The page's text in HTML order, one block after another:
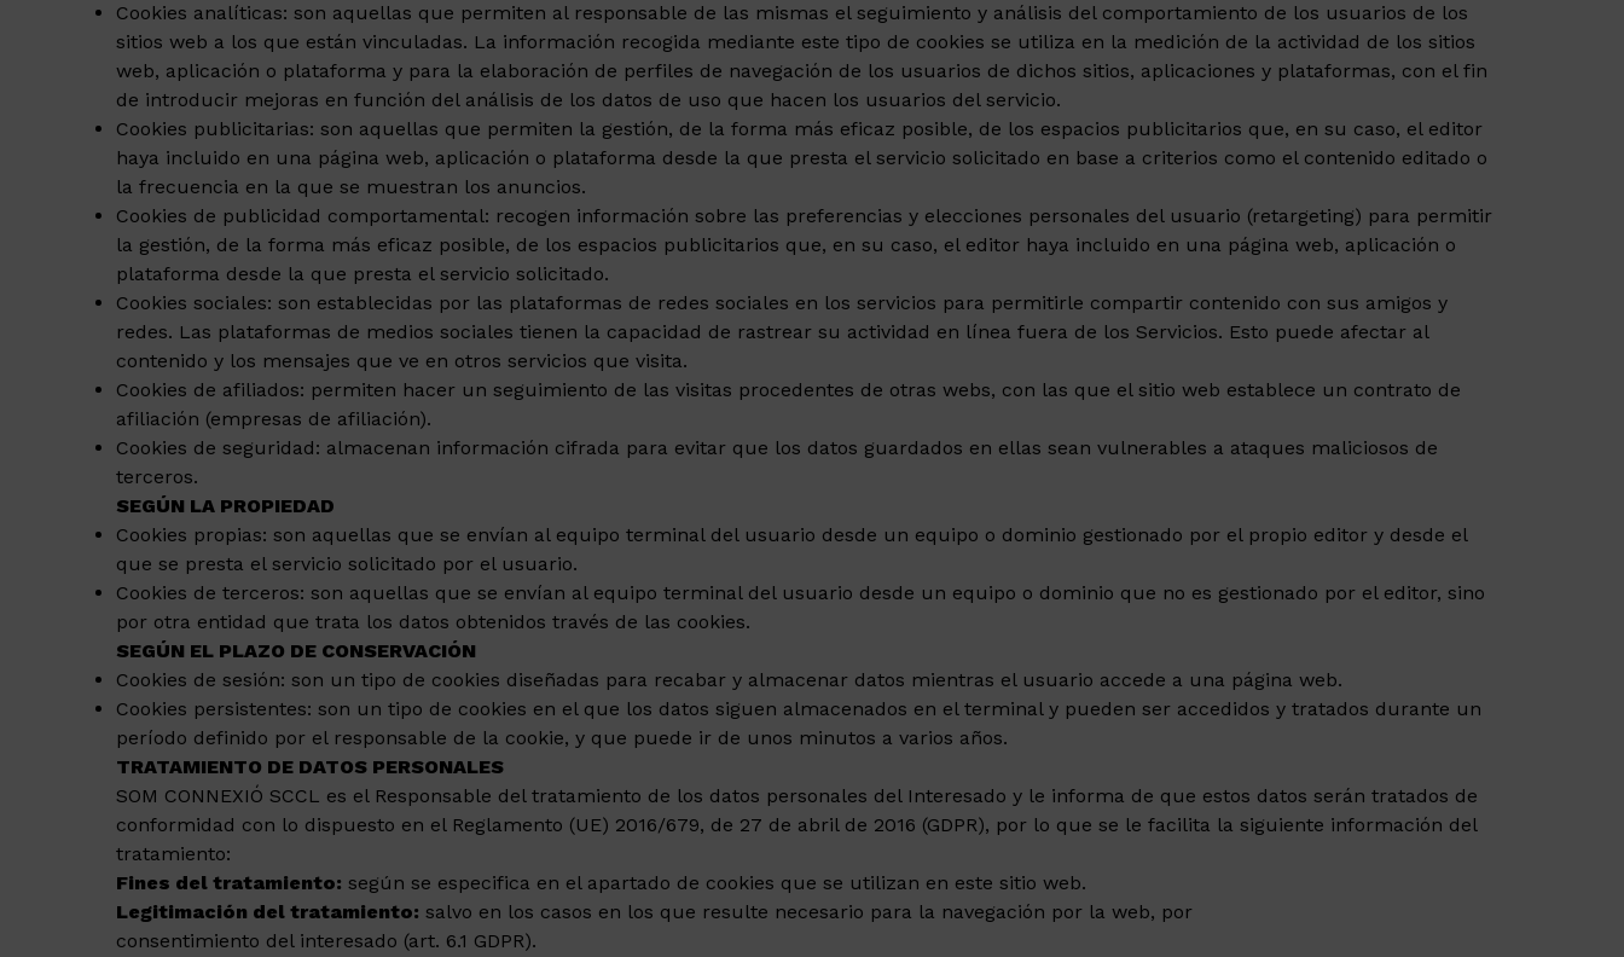
Cookies analíticas: son aquellas que permiten al responsable de las mismas el seguimiento y análisis del comportamiento de los usuarios de los
sitios web a los que están vinculadas. La información recogida mediante este tipo de cookies se utiliza en la medición de la actividad de los sitios
web, aplicación o plataforma y para la elaboración de perfiles de navegación de los usuarios de dichos sitios, aplicaciones y plataformas, con el fin
de introducir mejoras en función del análisis de los datos de uso que hacen los usuarios del servicio.
Cookies publicitarias: son aquellas que permiten la gestión, de la forma más eficaz posible, de los espacios publicitarios que, en su caso, el editor
haya incluido en una página web, aplicación o plataforma desde la que presta el servicio solicitado en base a criterios como el contenido editado o
la frecuencia en la que se muestran los anuncios.
Cookies de publicidad comportamental: recogen información sobre las preferencias y elecciones personales del usuario (retargeting) para permitir
la gestión, de la forma más eficaz posible, de los espacios publicitarios que, en su caso, el editor haya incluido en una página web, aplicación o
plataforma desde la que presta el servicio solicitado.
Cookies sociales: son establecidas por las plataformas de redes sociales en los servicios para permitirle compartir contenido con sus amigos y
redes. Las plataformas de medios sociales tienen la capacidad de rastrear su actividad en línea fuera de los Servicios. Esto puede afectar al
contenido y los mensajes que ve en otros servicios que visita.
Cookies de afiliados: permiten hacer un seguimiento de las visitas procedentes de otras webs, con las que el sitio web establece un contrato de
afiliación (empresas de afiliación).
Cookies de seguridad: almacenan información cifrada para evitar que los datos guardados en ellas sean vulnerables a ataques maliciosos de
terceros.
SEGÚN LA PROPIEDAD
Cookies propias: son aquellas que se envían al equipo terminal del usuario desde un equipo o dominio gestionado por el propio editor y desde el
que se presta el servicio solicitado por el usuario.
Cookies de terceros: son aquellas que se envían al equipo terminal del usuario desde un equipo o dominio que no es gestionado por el editor, sino
por otra entidad que trata los datos obtenidos través de las cookies.
SEGÚN EL PLAZO DE CONSERVACIÓN
Cookies de sesión: son un tipo de cookies diseñadas para recabar y almacenar datos mientras el usuario accede a una página web.
Cookies persistentes: son un tipo de cookies en el que los datos siguen almacenados en el terminal y pueden ser accedidos y tratados durante un
período definido por el responsable de la cookie, y que puede ir de unos minutos a varios años.
TRATAMIENTO DE DATOS PERSONALES
SOM CONNEXIÓ SCCL es el Responsable del tratamiento de los datos personales del Interesado y le informa de que estos datos serán tratados de
conformidad con lo dispuesto en el Reglamento (UE) 2016/679, de 27 de abril de 2016 (GDPR), por lo que se le facilita la siguiente información del
tratamiento:
Fines del tratamiento: según se especifica en el apartado de cookies que se utilizan en este sitio web.
Legitimación del tratamiento: salvo en los casos en los que resulte necesario para la navegación por la web, por
consentimiento del interesado (art. 6.1 GDPR).